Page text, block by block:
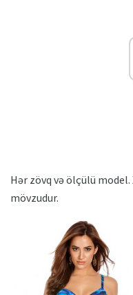
Hər zövq və ölçülü
mövzudur.